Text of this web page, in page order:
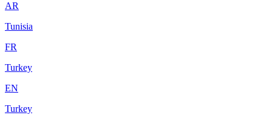
AR
Tunisia
FR
Turkey
EN
Turkey